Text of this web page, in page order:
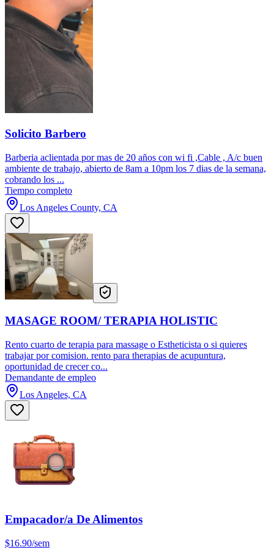
Solicito Barbero
Barberia aclientada por mas de 20 años con wi fi ,Cable , A/c buen
ambiente de trabajo, abierto de 8am a 10pm los 7 dias de la semana,
cobrando los ...
Tiempo completo
Los Angeles County, CA
MASAGE ROOM/ TERAPIA HOLISTIC
Rento cuarto de terapia para massage o Estheticista o si quieres
trabajar por comision. rento para therapias de acupuntura,
oportunidad de crecer co...
Demandante de empleo
Los Angeles, CA
Empacador/a De Alimentos
$16.90/sem